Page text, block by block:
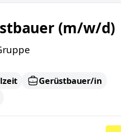
(m/w/d)
Gerüstbauer/in